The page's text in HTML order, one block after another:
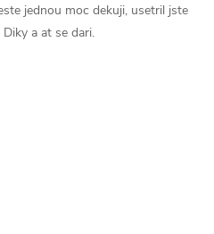
jednou moc dekuji, usetril jste
a at se dari.